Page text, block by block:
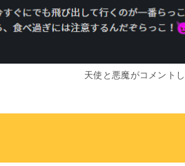
天使と悪魔がコメント